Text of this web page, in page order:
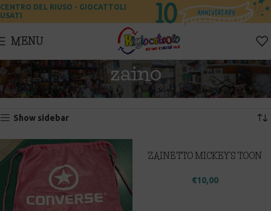
CENTRO DEL RIUSO - GIOCATTOLI
USATI
MENU
zaino
Home Prodotti taggati “zaino” Visualizzazione di 1-12 di 26 risultati
Show sidebar
ZAINETTO MICKEY’S TOON
€10,00